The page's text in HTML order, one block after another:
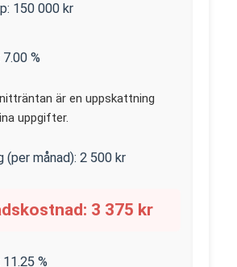
150 000 kr
7.00 %
är en uppskattning
uppgifter.
(per månad): 2 500 kr
3 375 kr
11.25 %